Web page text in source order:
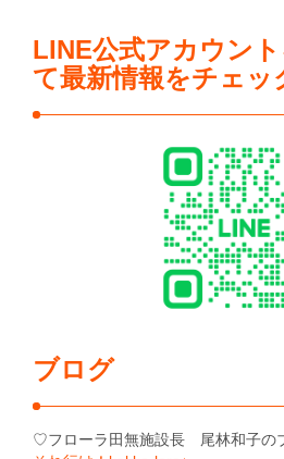
LINE公式アカウン
て最新情報をチェッ
ブログ
♡フローラ田無施設長 尾林和子の